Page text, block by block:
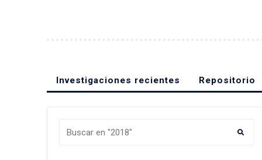
Investigaciones recientes Repositorio